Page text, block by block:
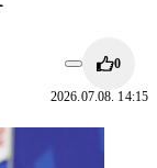
0
2026.07.08. 14:15